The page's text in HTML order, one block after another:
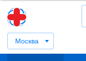
Москва